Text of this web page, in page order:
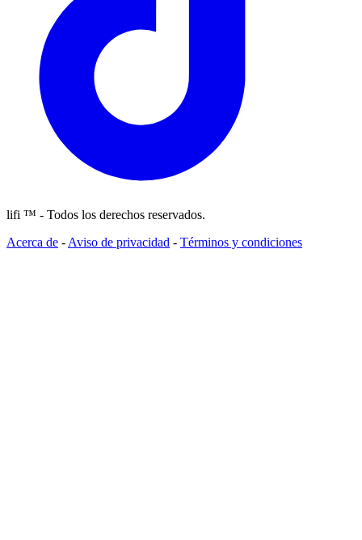
lifi ™ - Todos los derechos reservados.
Acerca de - Aviso de privacidad - Términos y condiciones